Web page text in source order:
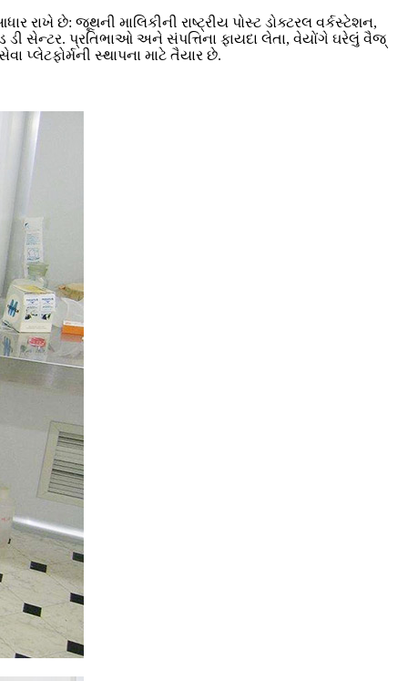
રાખે છે: જૂથની માલિકીની રાષ્ટ્રીય પોસ્ટ ડોક્ટરલ વર્કસ્ટેશન,
સેન્ટર. પ્રતિભાઓ અને સંપત્તિના ફાયદા લેતા, વેયોંગે ઘરેલું વૈજ્
પ્લેટફોર્મની સ્થાપના માટે તૈયાર છે.